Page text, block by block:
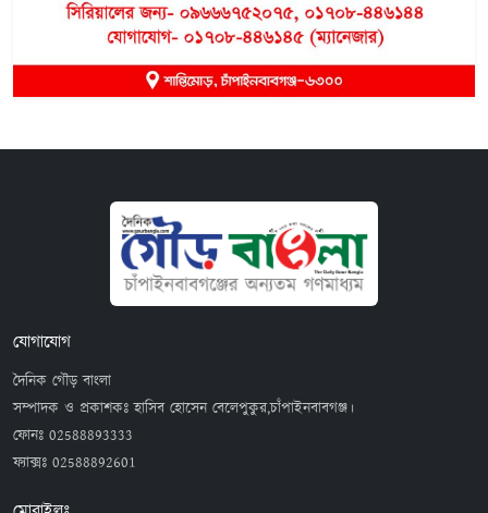
যোগাযোগ
দৈনিক গৌড় বাংলা
সম্পাদক ও প্রকাশকঃ হাসিব হোসেন বেলেপুকুর,চাঁপাইনবাবগঞ্জ।
ফোনঃ 02588893333
ফ্যাক্সঃ 02588892601